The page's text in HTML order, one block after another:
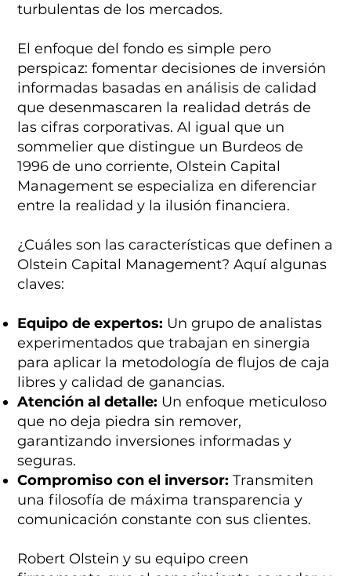
turbulentas de los mercados.
El enfoque del fondo es simple pero
perspicaz: fomentar decisiones de inversión
informadas basadas en análisis de calidad
que desenmascaren la realidad detrás de
las cifras corporativas. Al igual que un
sommelier que distingue un Burdeos de
1996 de uno corriente, Olstein Capital
Management se especializa en diferenciar
entre la realidad y la ilusión financiera.
¿Cuáles son las características que definen a
Olstein Capital Management? Aquí algunas
claves:
Equipo de expertos: Un grupo de analistas
experimentados que trabajan en sinergia
para aplicar la metodología de flujos de caja
libres y calidad de ganancias.
Atención al detalle: Un enfoque meticuloso
que no deja piedra sin remover,
garantizando inversiones informadas y
seguras.
Compromiso con el inversor: Transmiten
una filosofía de máxima transparencia y
comunicación constante con sus clientes.
Robert Olstein y su equipo creen